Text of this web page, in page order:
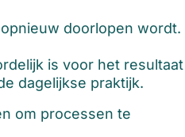
doorlopen wordt.
is voor het resultaat
dagelijkse praktijk.
om processen te